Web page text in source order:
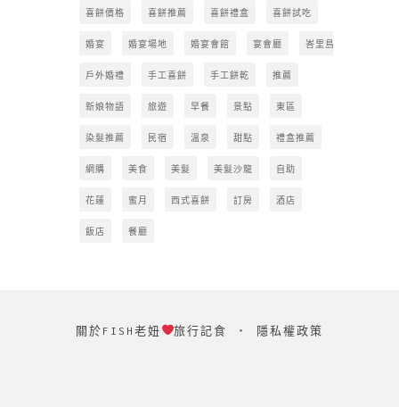
喜餅價格 喜餅推薦 喜餅禮盒 喜餅試吃
婚宴 婚宴場地 婚宴會館 宴會廳 峇里島
戶外婚禮 手工喜餅 手工餅乾 推薦
新娘物語 旅遊 早餐 景點 東區
染髮推薦 民宿 溫泉 甜點 禮盒推薦
網購 美食 美髮 美髮沙龍 自助
花蓮 蜜月 西式喜餅 訂房 酒店
飯店 餐廳
關於FISH老妞 旅行記食 ‧ 隱私權政策